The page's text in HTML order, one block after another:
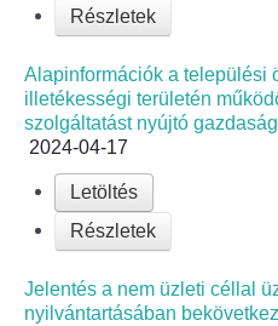
Részletek
Alapinformációk a települési
illetékességi területén
szolgáltatást nyújtó
2024-04-17
Letöltés
Részletek
Jelentés a nem üzleti céllal
nyilvántartásában